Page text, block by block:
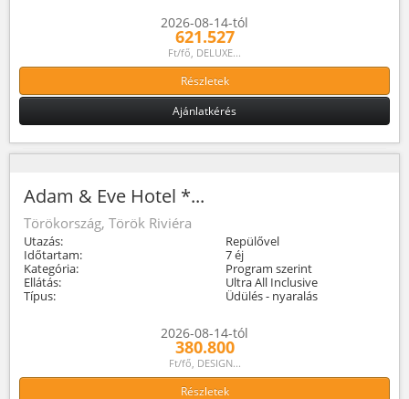
2026-08-14-tól
621.527
Ft/fő, DELUXE...
Részletek
Ajánlatkérés
Adam & Eve Hotel *...
Törökország, Török Riviéra
Utazás:
Repülővel
Időtartam:
7 éj
Kategória:
Program szerint
Ellátás:
Ultra All Inclusive
Típus:
Üdülés - nyaralás
2026-08-14-tól
380.800
Ft/fő, DESIGN...
Részletek